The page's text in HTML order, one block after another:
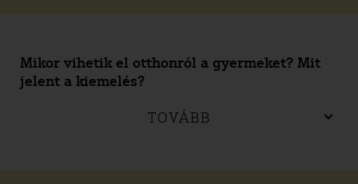
Mikor vihetik el otthonról a gyermeket? Mit
jelent a kiemelés?
TOVÁBB